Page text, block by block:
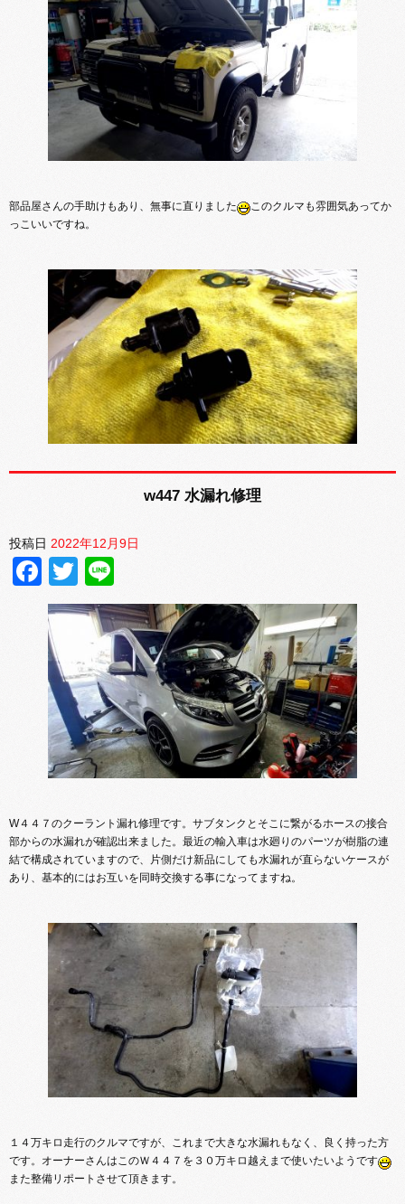
部品屋さんの手助けもあり、無事に直りました
このクルマも雰囲気あってか
っこいいですね。
w447 水漏れ修理
投稿日 2022年12月9日
Facebook
Twitter
W４４７のクーラント漏れ修理です。サブタンクとそこに繋がるホースの接合
部からの水漏れが確認出来ました。最近の輸入車は水廻りのパーツが樹脂の連
結で構成されていますので、片側だけ新品にしても水漏れが直らないケースが
あり、基本的にはお互いを同時交換する事になってますね。
１４万キロ走行のクルマですが、これまで大きな水漏れもなく、良く持った方
です。オーナーさんはこのＷ４４７を３０万キロ越えまで使いたいようです
また整備リポートさせて頂きます。